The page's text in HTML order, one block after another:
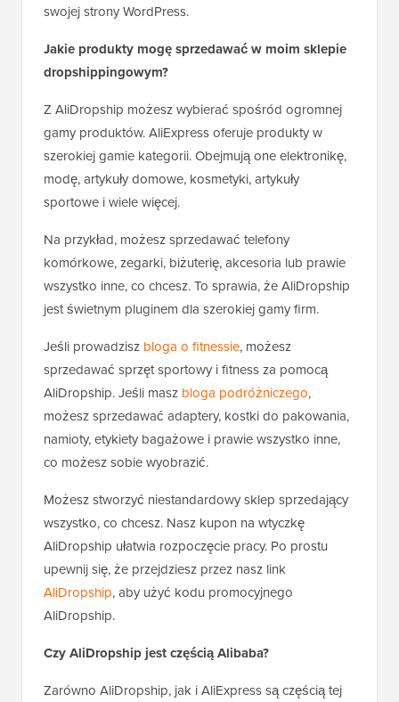
swojej strony WordPress.
Jakie produkty mogę sprzedawać w moim sklepie
dropshippingowym?
Z AliDropship możesz wybierać spośród ogromnej
gamy produktów. AliExpress oferuje produkty w
szerokiej gamie kategorii. Obejmują one elektronikę,
modę, artykuły domowe, kosmetyki, artykuły
sportowe i wiele więcej.
Na przykład, możesz sprzedawać telefony
komórkowe, zegarki, biżuterię, akcesoria lub prawie
wszystko inne, co chcesz. To sprawia, że AliDropship
jest świetnym pluginem dla szerokiej gamy firm.
Jeśli prowadzisz bloga o fitnessie, możesz
sprzedawać sprzęt sportowy i fitness za pomocą
AliDropship. Jeśli masz bloga podróżniczego,
możesz sprzedawać adaptery, kostki do pakowania,
namioty, etykiety bagażowe i prawie wszystko inne,
co możesz sobie wyobrazić.
Możesz stworzyć niestandardowy sklep sprzedający
wszystko, co chcesz. Nasz kupon na wtyczkę
AliDropship ułatwia rozpoczęcie pracy. Po prostu
upewnij się, że przejdziesz przez nasz link
AliDropship, aby użyć kodu promocyjnego
AliDropship.
Czy AliDropship jest częścią Alibaba?
Zarówno AliDropship, jak i AliExpress są częścią tej